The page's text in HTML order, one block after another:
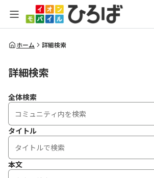
全体検索
ホーム 詳細検索
詳細検索
全体検索
タイトル
本文